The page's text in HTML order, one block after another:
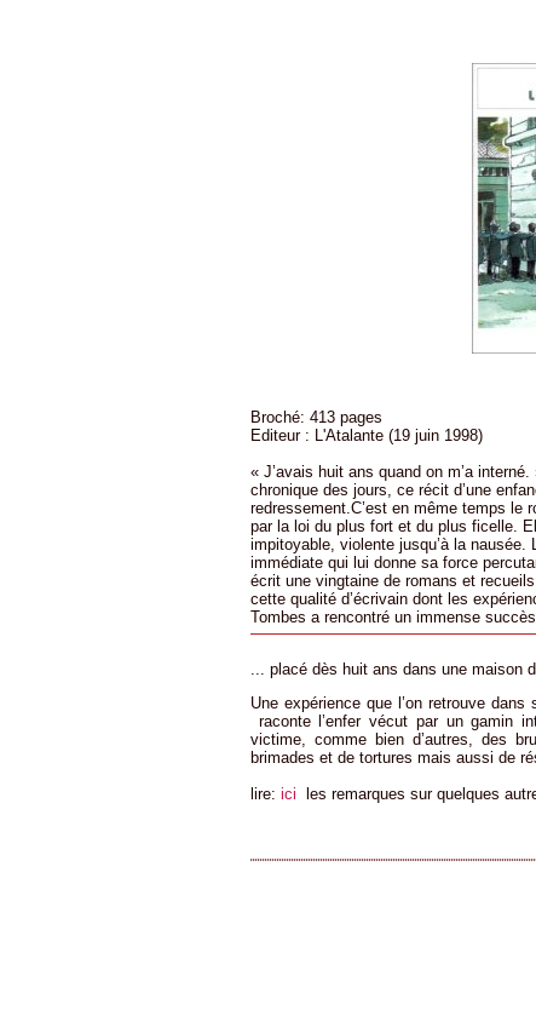
Broché: 413 pages
Editeur : L'Atalante (19 juin 1998)
« J’avais huit ans quand on m’a
chronique des jours, ce récit d’une
redressement.C’est en même temps le
par la loi du plus fort et du plus ficelle.
impitoyable, violente jusqu’à la nausée.
immédiate qui lui donne sa force
écrit une vingtaine de romans et
cette qualité d’écrivain dont les
Tombes a rencontré un immense
... placé dès huit ans dans une maison
Une expérience que l’on retrouve
raconte l’enfer vécut par un gamin
victime, comme bien d’autres, des
brimades et de tortures mais aussi de
lire: ici les remarques sur quelques